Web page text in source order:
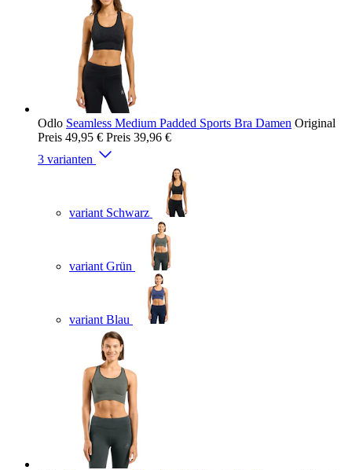
Odlo Seamless Medium Padded Sports Bra Damen Original
Preis 49,95 € Preis 39,96 €
3 varianten
variant Schwarz
variant Grün
variant Blau